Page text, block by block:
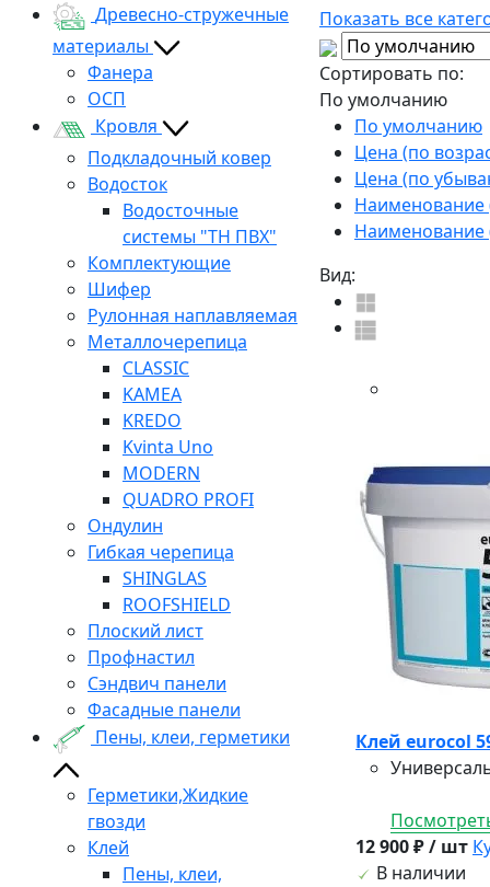
Древесно-стружечные
материалы
Фанера
ОСП
Кровля
Подкладочный ковер
Водосток
Водосточные
системы "ТН ПВХ"
Комплектующие
Шифер
Рулонная наплавляемая
Металлочерепица
CLASSIC
KAMEA
KREDO
Kvinta Uno
MODERN
QUADRO PROFI
Ондулин
Гибкая черепица
SHINGLAS
ROOFSHIELD
Плоский лист
Профнастил
Сэндвич панели
Фасадные панели
Пены, клеи, герметики
Герметики,Жидкие
гвозди
Клей
Пены, клеи,
Показать все
Сортировать по:
По умолчанию
По умолчанию
Цена (по
Цена (по
Наименование
Наименование
Вид:
Клей eurocol
12 900 ₽ / шт
В наличии